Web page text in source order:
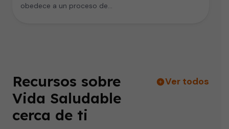
obedece a un proceso de…
Recursos sobre
Vida Saludable
cerca de ti
Ver todos